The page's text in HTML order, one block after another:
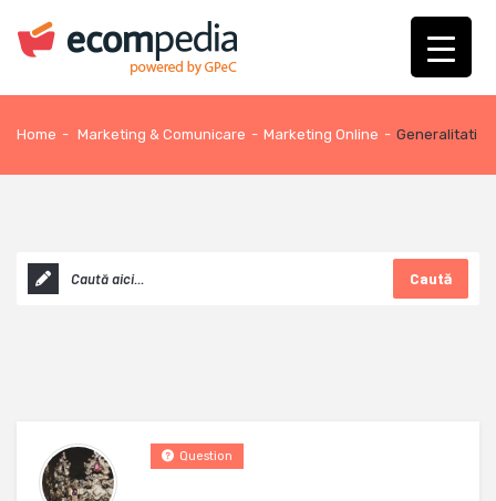
Home - Marketing & Comunicare - Marketing Online - Generalitati
Caută
Question